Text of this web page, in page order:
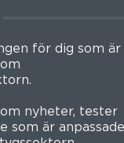
för dig som är
nyheter, tester
som är anpassade